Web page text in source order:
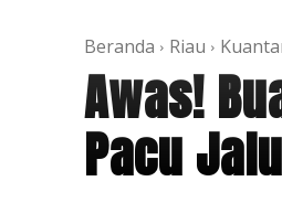
Beranda Riau
Awas!
Pacu